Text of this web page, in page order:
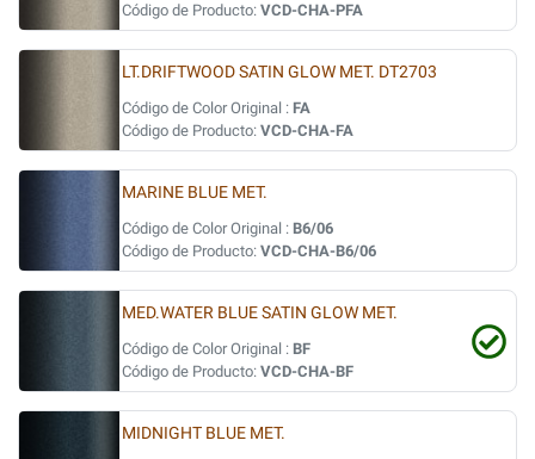
Código de Producto: VCD-CHA-PFA
LT.DRIFTWOOD SATIN GLOW MET. DT2703
Código de Color Original : FA
Código de Producto: VCD-CHA-FA
MARINE BLUE MET.
Código de Color Original : B6/06
Código de Producto: VCD-CHA-B6/06
MED.WATER BLUE SATIN GLOW MET.
Código de Color Original : BF
Código de Producto: VCD-CHA-BF
MIDNIGHT BLUE MET.